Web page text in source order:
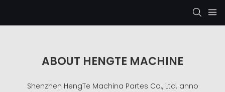
ABOUT HENGTE MACHINE
Shenzhen HengTe Machina Partes Co., Ltd. anno